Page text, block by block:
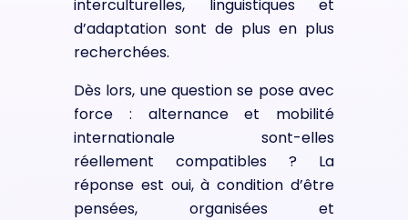
interculturelles, linguistiques et
d’adaptation sont de plus en plus
recherchées.
Dès lors, une question se pose avec
force : alternance et mobilité
internationale sont-elles
réellement compatibles ? La
réponse est oui, à condition d’être
pensées, organisées et